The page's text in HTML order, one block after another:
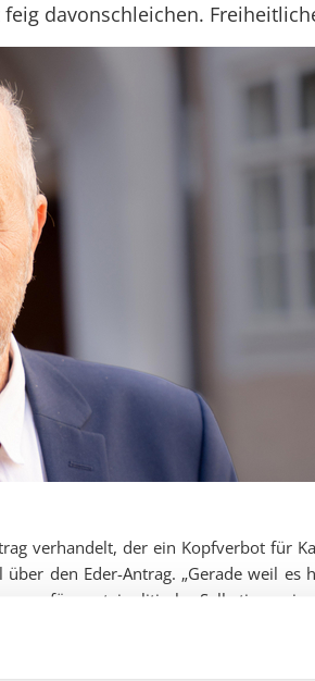
davonschleichen.
verhandelt, der ein Kopfverbot für
den Eder-Antrag. „Gerade weil es
für parteipolitische
steht. Darum haben sowohl die
Peter Eder ist groß im Austeilen,